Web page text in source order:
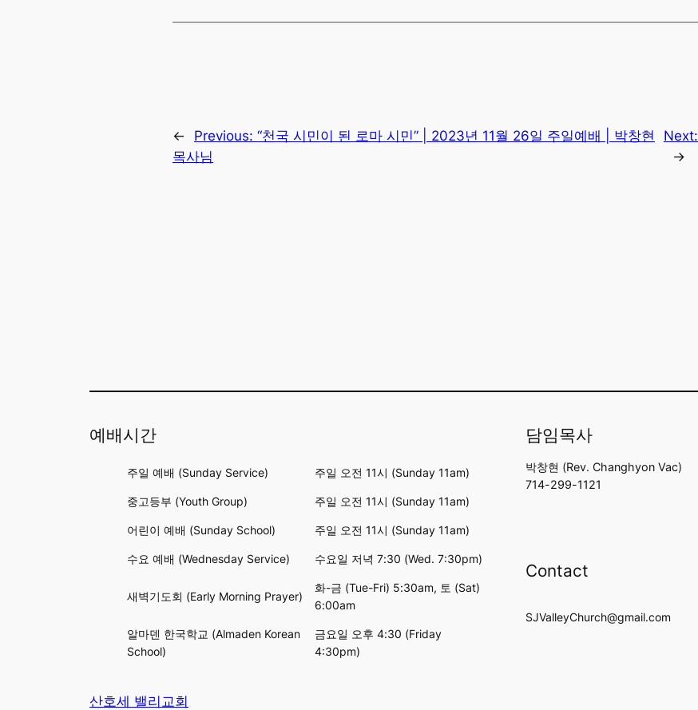
← Previous: “천국 시민이 된 로마 시민” | 2023년 11월 26일 주일예배 | 박창현
목사님
Next:
→
예배시간
주일 예배 (Sunday Service) 주일 오전 11시 (Sunday 11am)
중고등부 (Youth Group) 주일 오전 11시 (Sunday 11am)
어린이 예배 (Sunday School) 주일 오전 11시 (Sunday 11am)
수요 예배 (Wednesday Service) 수요일 저녁 7:30 (Wed. 7:30pm)
새벽기도회 (Early Morning Prayer)
화-금 (Tue-Fri) 5:30am, 토 (Sat)
6:00am
알마덴 한국학교 (Almaden Korean
School)
금요일 오후 4:30 (Friday
4:30pm)
담임목사
박창현 (Rev. Changhyon Vac)
714-299-1121
Contact
SJValleyChurch@gmail.com
산호세 밸리교회